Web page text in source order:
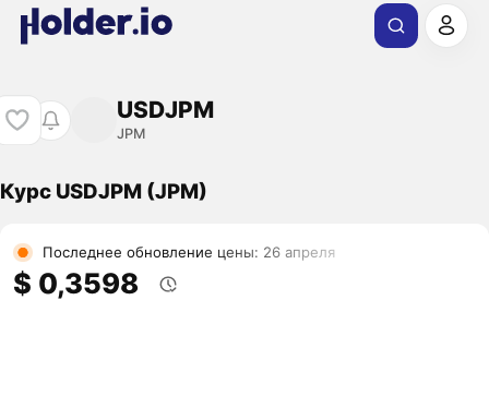
USDJPM
JPM
Курс USDJPM (JPM)
Последнее обновление цены: 26 апреля
$ 0,3598